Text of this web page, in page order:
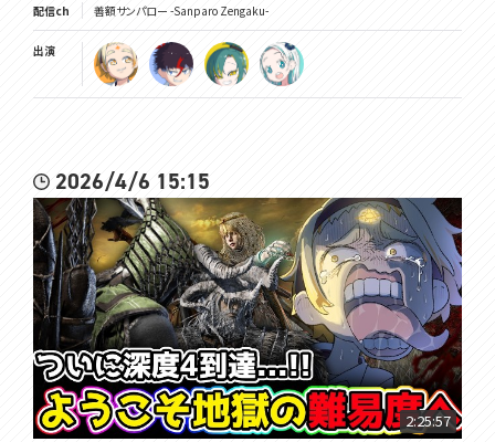
配信ch 善額サンパロー -Sanparo Zengaku-
出演
2026/4/6 15:15
2:25:57